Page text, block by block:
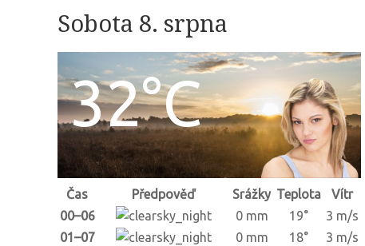
Sobota 8. srpna
32°C
Čas Předpověď Srážky Teplota
Vítr
00–06
0 mm 19°
3 m/s
01–07
0 mm 18°
3 m/s